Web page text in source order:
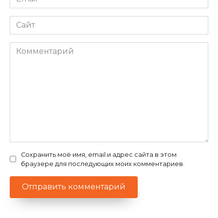
*
Сайт
Комментарий
Сохранить моё имя, email и адрес сайта в этом
браузере для последующих моих комментариев.